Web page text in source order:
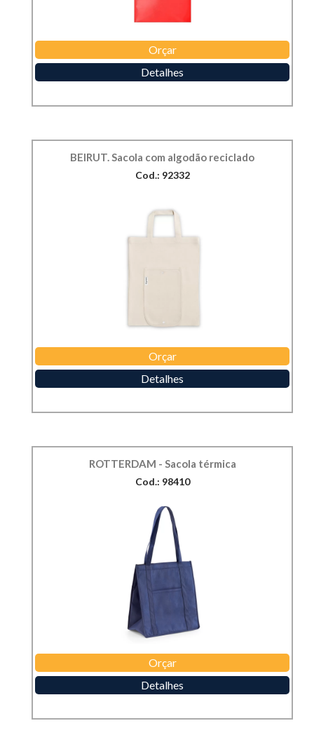
Orçar
Detalhes
BEIRUT. Sacola com algodão reciclado
Cod.: 92332
Orçar
Detalhes
ROTTERDAM - Sacola térmica
Cod.: 98410
Orçar
Detalhes